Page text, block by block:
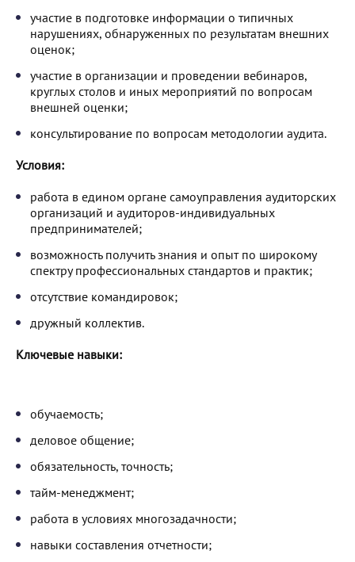
участие в подготовке информации о типичных
нарушениях, обнаруженных по результатам внешних
оценок;
участие в организации и проведении вебинаров,
круглых столов и иных мероприятий по вопросам
внешней оценки;
консультирование по вопросам методологии аудита.
Условия:
работа в едином органе самоуправления аудиторских
организаций и аудиторов-индивидуальных
предпринимателей;
возможность получить знания и опыт по широкому
спектру профессиональных стандартов и практик;
отсутствие командировок;
дружный коллектив.
Ключевые навыки:
обучаемость;
деловое общение;
обязательность, точность;
тайм-менеджмент;
работа в условиях многозадачности;
навыки составления отчетности;